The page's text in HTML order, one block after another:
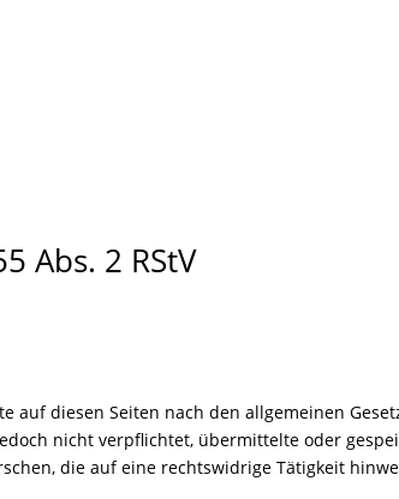
Abs. 2 RStV
auf diesen Seiten nach den allgemeinen
nicht verpflichtet, übermittelte oder
die auf eine rechtswidrige Tätigkeit